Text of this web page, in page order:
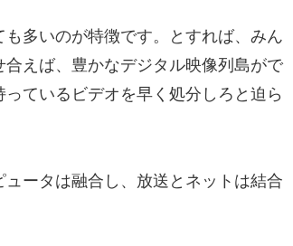
多いのが特徴です。とすれば、みん
えば、豊かなデジタル映像列島がで
ているビデオを早く処分しろと迫ら
ータは融合し、放送とネットは結合